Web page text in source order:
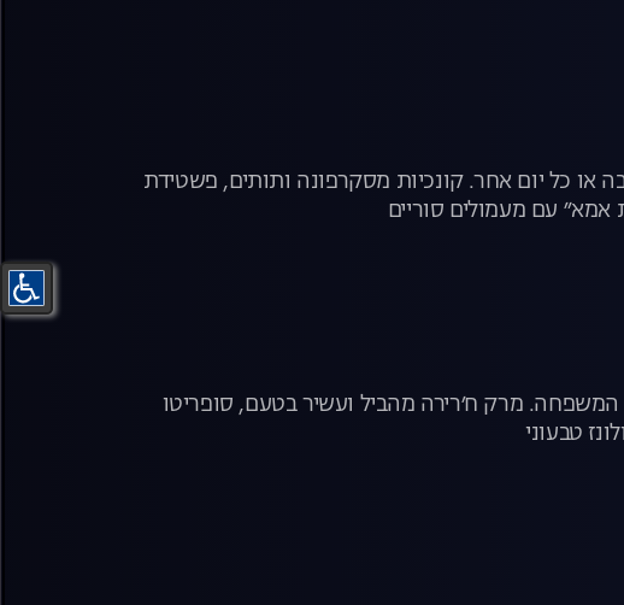
או כל יום אחר. קונכיות מסקרפונה ותותים, פשטידת
אמא״ עם מעמולים סוריים
המשפחה. מרק ח׳רירה מהביל ועשיר בטעם, סופריטו
טבעוני